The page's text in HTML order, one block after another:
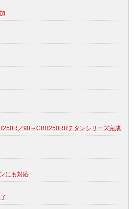
／90～CBR250RRチタンシリーズ完成
にも対応